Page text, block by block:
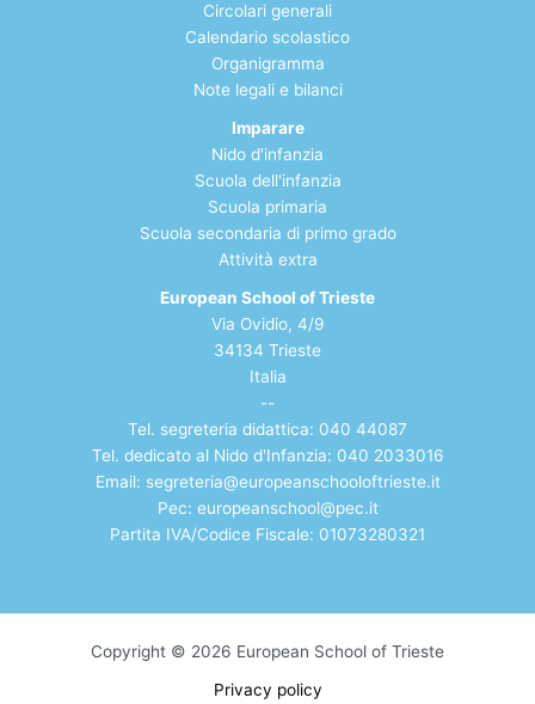
Circolari generali
Calendario scolastico
Organigramma
Note legali e bilanci
Imparare
Nido d'infanzia
Scuola dell'infanzia
Scuola primaria
Scuola secondaria di primo grado
Attività extra
European School of Trieste
Via Ovidio, 4/9
34134 Trieste
Italia
--
Tel. segreteria didattica: 040 44087
Tel. dedicato al Nido d'Infanzia: 040 2033016
Email: segreteria@europeanschooloftrieste.it
Pec: europeanschool@pec.it
Partita IVA/Codice Fiscale: 01073280321
Copyright © 2026 European School of Trieste
Privacy policy